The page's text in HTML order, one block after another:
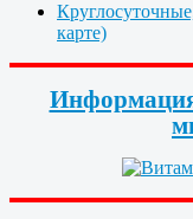
карте)